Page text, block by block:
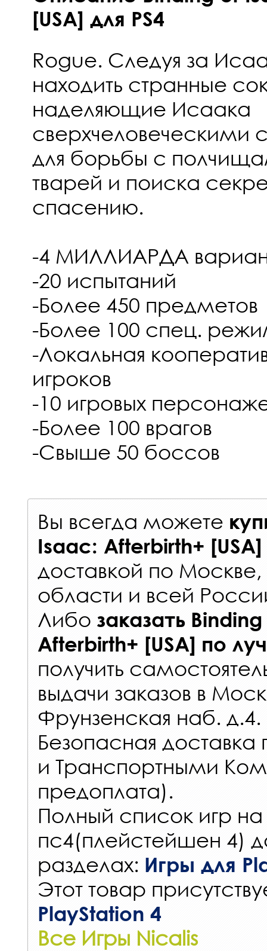
[USA] для PS4
Rogue. Следуя за
находить странные
наделяющие Исаака
сверхчеловеческими
для борьбы с
тварей и поиска
спасению.
-4 МИЛЛИАРДА
-20 испытаний
-Более 450 предметов
-Более 100 спец.
-Локальная
игроков
-10 игровых
-Более 100 врагов
-Свыше 50 боссов
Вы всегда можете
Isaac: Afterbirth+ [USA]
доставкой по
области и всей
Либо заказать
Afterbirth+ [USA] по
получить
выдачи заказов в
Фрунзенская наб. д.4.
Безопасная
и Транспортными
предоплата).
Полный список игр на
пс4(плейстейшен 4)
разделах: Игры для
Этот товар
PlayStation 4
Все Игры Nicalis